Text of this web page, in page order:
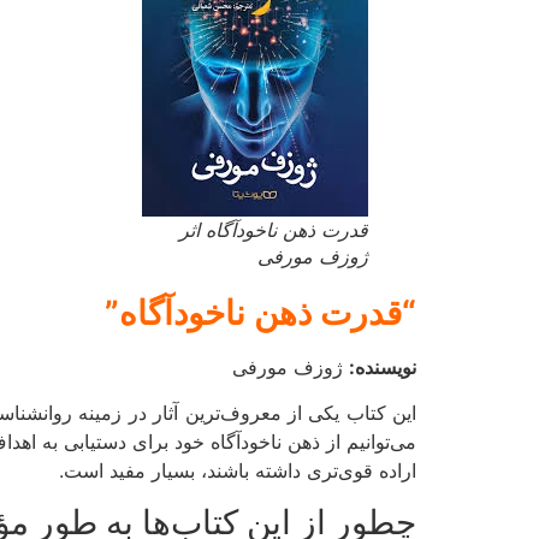
قدرت ذهن ناخودآگاه اثر
ژوزف مورفی
“قدرت ذهن ناخودآگاه”
نویسنده: ژوزف مورفی
این کتاب یکی از معروف‌ترین آثار در زمینه
می‌توانیم از ذهن ناخودآگاه خود برای دستیابی به
اراده قوی‌تری داشته باشند، بسیار مفید است.
چطور از این کتاب‌ها به طور